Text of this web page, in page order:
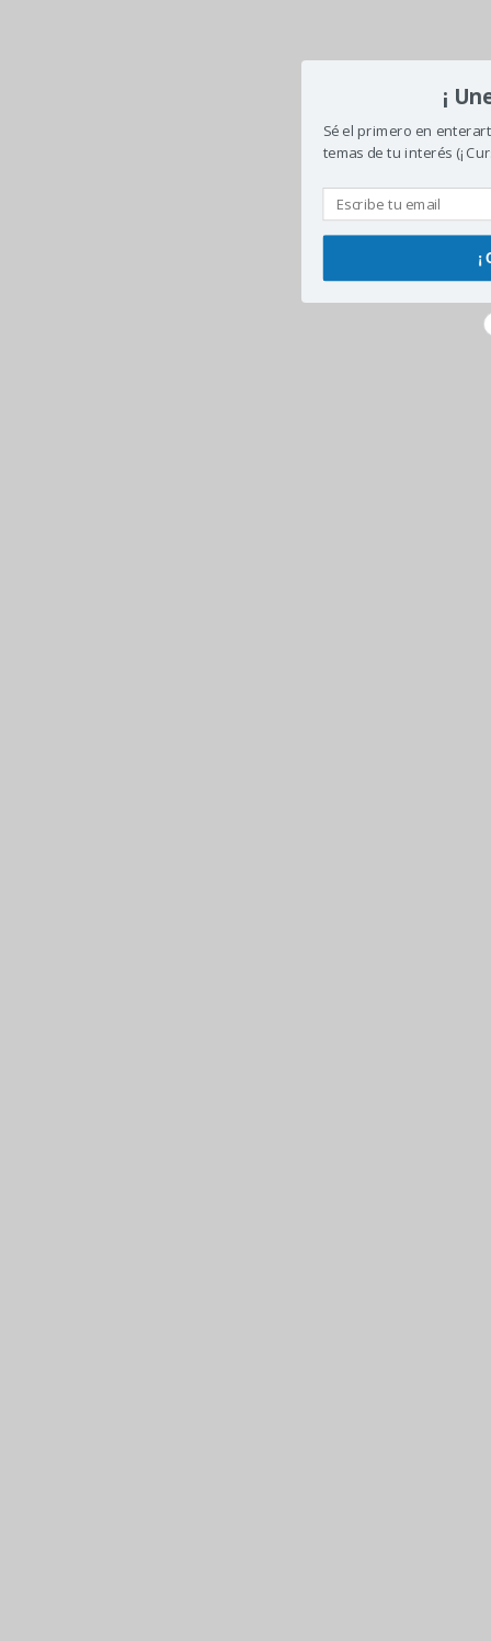
¡
Sé el primero en
temas de tu interés (¡
¡